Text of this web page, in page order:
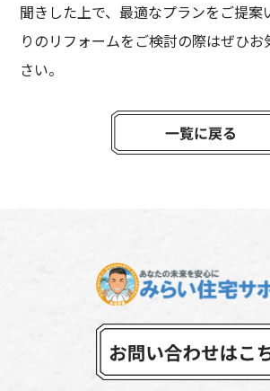
聞きした上で、最適なプランをご提案
りのリフォームをご検討の際はぜひ
さい。